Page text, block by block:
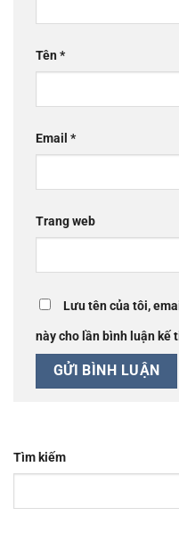
Tên*
Email *
Trang web
Lưu tên của tôi,
này cho lần bình luận kế
Tìm kiếm